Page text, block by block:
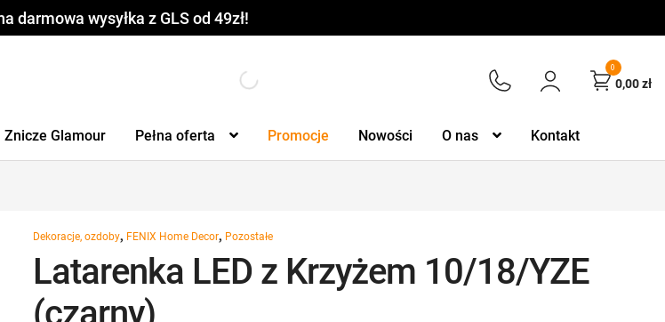
darmowa wysyłka z GLS od 49zł!
0
0,00zł
Znicze Glamour Pełna oferta Promocje Nowości O nas Kontakt
Dekoracje, ozdoby, FENIX Home Decor, Pozostałe
Latarenka LED z Krzyżem 10/18/YZE
(czarny)